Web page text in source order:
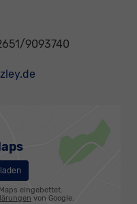
9093740
eingebettet.
von Google.